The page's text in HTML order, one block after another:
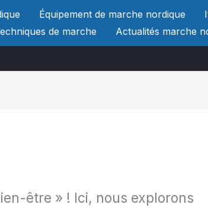
Équipement de marche nordique
de marche Actualités marche
être » ! Ici, nous explorons